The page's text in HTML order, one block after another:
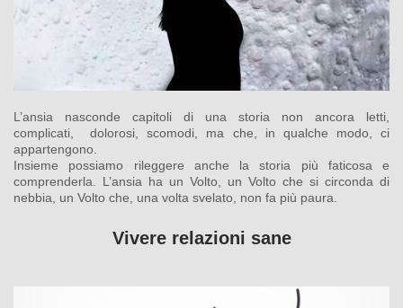
L’ansia nasconde capitoli di una storia non ancora letti,
complicati, dolorosi, scomodi, ma che, in qualche modo, ci
appartengono.
Insieme possiamo rileggere anche la storia più faticosa e
comprenderla. L’ansia ha un Volto, un Volto che si circonda di
nebbia, un Volto che, una volta svelato, non fa più paura.
Vivere relazioni sane